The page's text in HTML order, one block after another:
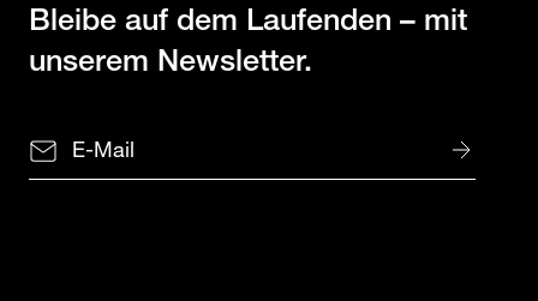
Bleibe auf dem Laufenden – mit
unserem Newsletter.